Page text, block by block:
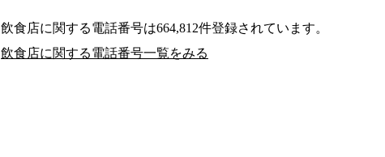
飲食店に関する電話番号は664,812件登録されています。
飲食店に関する電話番号一覧をみる